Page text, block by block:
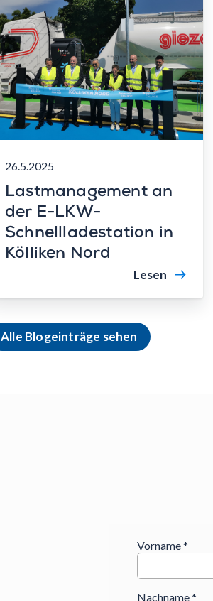
26.5.2025
Lastmanagement an
der E-LKW-
Schnellladestation in
Kölliken Nord
Lesen
Alle Blogeinträge sehen